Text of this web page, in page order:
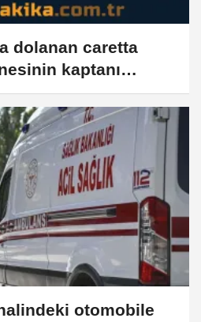
dolanan caretta
kaptanı
otomobile